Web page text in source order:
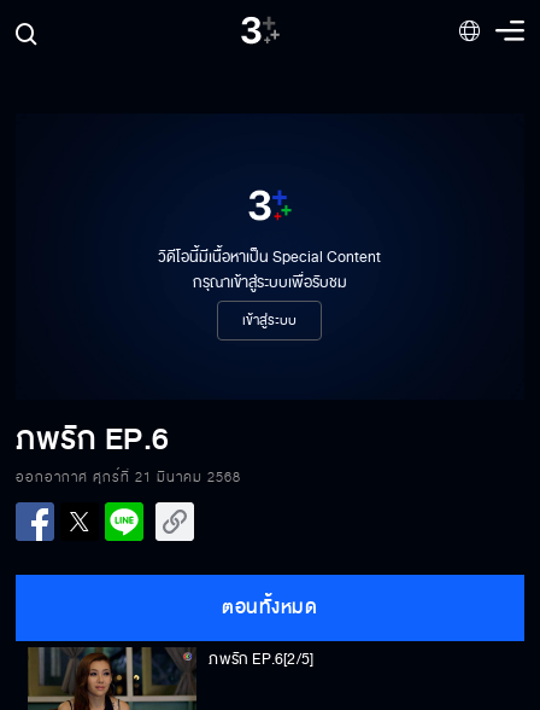
วิดีโอนี้มีเนื้อหาเป็น Special Content
กรุณาเข้าสู่ระบบเพื่อรับชม
เข้าสู่ระบบ
ภพรัก EP.6
ออกอากาศ ศุกร์ที่ 21 มีนาคม 2568
ตอนทั้งหมด
ภพรัก EP.6[2/5]